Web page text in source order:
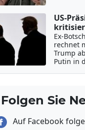
US-
Ex-
rechnet
Trump
Putin in
Folgen Sie
Auf Facebook